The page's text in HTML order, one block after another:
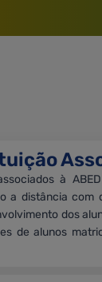
à
a distância com
dos
de alunos